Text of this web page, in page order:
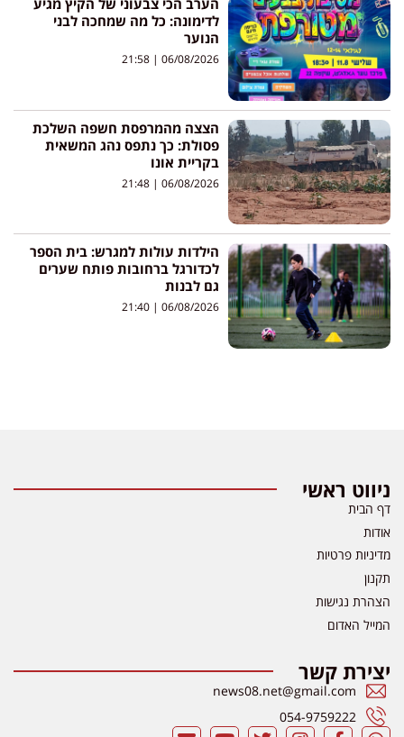
הערב הכי צבעוני של הקיץ מגיע
לדימונה: כל מה שמחכה לבני
הנוער
06/08/2026
הצצה מהמרפסת חשפה השלכת
פסולת: כך נתפס נהג המשאית
בקריית אונו
06/08/2026
הילדות עולות למגרש: בית הספר
לכדורגל ברחובות פותח שערים
גם לבנות
06/08/2026
ניווט ראשי
דף הבית
אודות
מדיניות פרטיות
תקנון
הצהרת נגישות
המייל האדום
יצירת קשר
news08.net@gmail.com
054-9759222